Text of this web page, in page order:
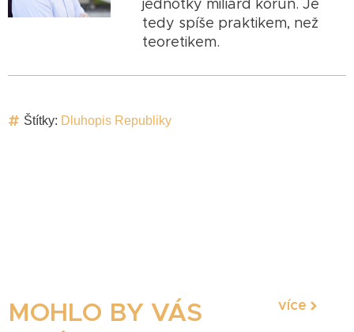
jednotky miliard korun. Je
tedy spíše praktikem, než
teoretikem.
Štítky: Dluhopis Republiky
MOHLO BY VÁS
více